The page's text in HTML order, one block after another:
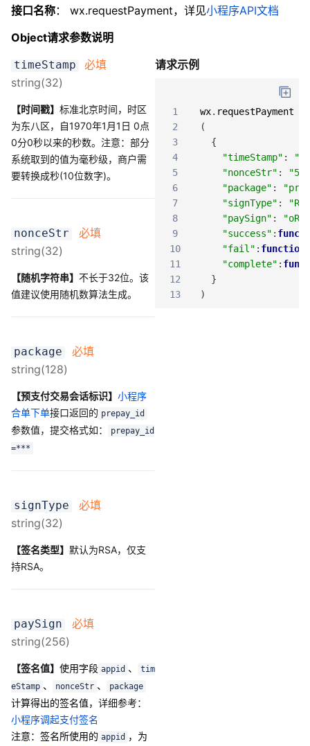
接口名称： wx.requestPayment，详见小程序API文档
Object请求参数说明
timeStamp
必填
string(32)
【时间戳】 标准北京时间，时区
为东八区，自1970年1月1日 0点
0分0秒以来的秒数。注意：部分
系统取到的值为毫秒级，商户需
要转换成秒(10位数字)。
nonceStr
必填
string(32)
【随机字符串】 不长于32位。该
值建议使用随机数算法生成。
package
必填
string(128)
【预支付交易会话标识】 小程序
合单下单接口返回的 prepay_id
参数值，提交格式如：
prepay_id
=***
signType
必填
string(32)
【签名类型】 默认为RSA，仅支
持RSA。
paySign
必填
string(256)
【签名值】 使用字段 appid 、
tim
eStamp 、 nonceStr 、 package
计算得出的签名值， 详细参考：
小程序调起支付签名
注意：签名所使用的 appid ，为
请求示例
1 wx. requestPayment
2
(
3
{
4
"timeStamp" :
5
"nonceStr" :
6
"package" :
7
"signType" :
8
"paySign" :
9
"success" :
10
"fail" : function
11
"complete" :
12
}
13
)